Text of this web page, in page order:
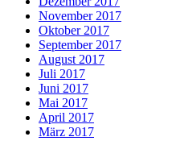
November 2017
Oktober 2017
September 2017
August 2017
Juli 2017
Juni 2017
Mai 2017
April 2017
März 2017